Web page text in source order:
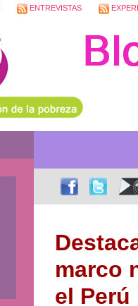
ENTREVISTAS
marco
el Perú